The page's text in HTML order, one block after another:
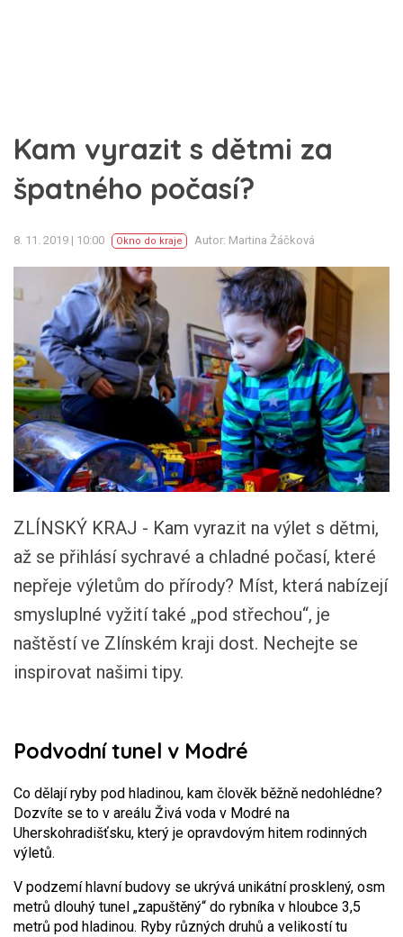
Kam vyrazit s dětmi za
špatného počasí?
8. 11. 2019 | 10:00 Okno do kraje Autor: Martina Žáčková
ZLÍNSKÝ KRAJ - Kam vyrazit na výlet s dětmi,
až se přihlásí sychravé a chladné počasí, které
nepřeje výletům do přírody? Míst, která nabízejí
smysluplné vyžití také „pod střechou“, je
naštěstí ve Zlínském kraji dost. Nechejte se
inspirovat našimi tipy.
Podvodní tunel v Modré
Co dělají ryby pod hladinou, kam člověk běžně nedohlédne?
Dozvíte se to v areálu Živá voda v Modré na
Uherskohradišťsku, který je opravdovým hitem rodinných
výletů.
V podzemí hlavní budovy se ukrývá unikátní prosklený, osm
metrů dlouhý tunel „zapuštěný“ do rybníka v hloubce 3,5
metrů pod hladinou. Ryby různých druhů a velikostí tu